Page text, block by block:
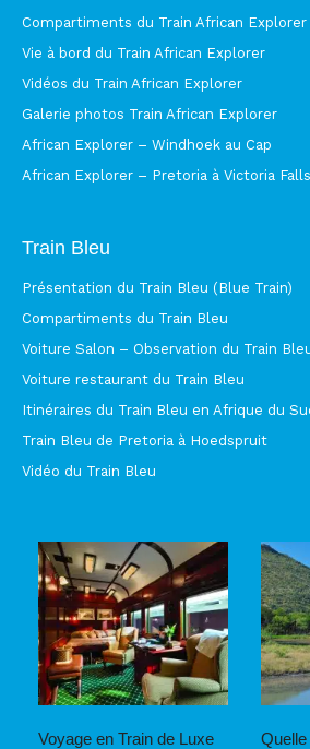
Compartiments du Train African Explorer
Vie à bord du Train African Explorer
Vidéos du Train African Explorer
Galerie photos Train African Explorer
African Explorer – Windhoek au Cap
African Explorer – Pretoria à Victoria Falls
Train Bleu
Présentation du Train Bleu (Blue Train)
Compartiments du Train Bleu
Voiture Salon – Observation du Train
Voiture restaurant du Train Bleu
Itinéraires du Train Bleu en Afrique du
Train Bleu de Pretoria à Hoedspruit
Vidéo du Train Bleu
Voyage en Train de Luxe